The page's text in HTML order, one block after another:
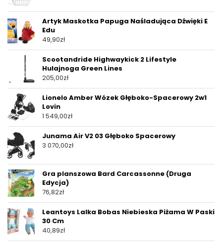
Artyk Maskotka Papuga Naśladująca Dźwięki E
Edu
49,90zł
Scootandride Highwaykick 2 Lifestyle
Hulajnoga Green Lines
205,00zł
Lionelo Amber Wózek Głęboko-Spacerowy 2w1
Lovin
1 549,00zł
Junama Air V2 03 Głęboko Spacerowy
3 070,00zł
Gra planszowa Bard Carcassonne (Druga
Edycja)
76,82zł
Leantoys Lalka Bobas Niebieska Piżama W Paski
30 Cm
40,89zł